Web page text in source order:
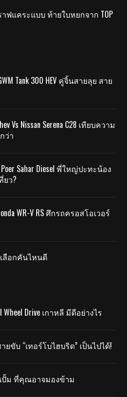
ราฟแคระแบบ ท้ายใบหยกจาก TOP
Tank 300 HEV คู่จิ้นสายลุย สาย
Vs Nissan Serena C28 เทียบความ
ว่า
Poer Sahar Diesel พี่ใหญ่ปะทะน้อง
ยว?
Honda WR-V RS ศึกรถครอสโอเวอร์
เลือกคันไหนดี
Wheel Drive เกาหลี มีดีอย่างไร
ยขับ “เทอร์โบไฮบริด” เป็นไปได้!
ปั้ม ที่คุณอาจมองข้าม